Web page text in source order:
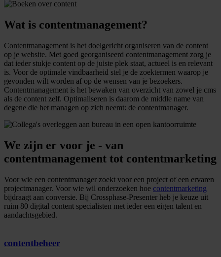
Wat is contentmanagement?
Contentmanagement is het doelgericht organiseren van de content
op je website. Met goed georganiseerd contentmanagement zorg je
dat ieder stukje content op de juiste plek staat, actueel is en relevant
is. Voor de optimale vindbaarheid stel je de zoektermen waarop je
gevonden wilt worden af op de wensen van je bezoekers.
Contentmanagement is het bewaken van overzicht van zowel je cms
als de content zelf. Optimaliseren is daarom de middle name van
degene die het managen op zich neemt: de contentmanager.
We zijn er voor je - van
contentmanagement tot contentmarketing
Voor wie een contentmanager zoekt voor een project of een ervaren
projectmanager. Voor wie wil onderzoeken hoe contentmarketing
bijdraagt aan conversie. Bij Crossphase-Presenter heb je keuze uit
ruim 80 digital content specialisten met ieder een eigen talent en
aandachtsgebied.
contentbeheer